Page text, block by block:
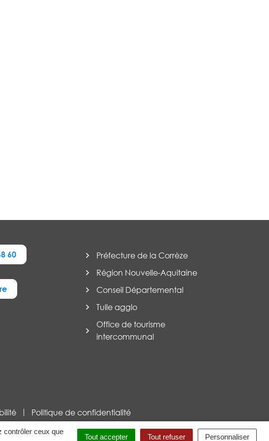
contrôler ceux que
Tout accepter Tout refuser Personnaliser
60
Préfecture de la Corrèze
Région Nouvelle-Aquitaine
Conseil Départemental
Tulle agglo
Office de tourisme
intercommunal
Politique de confidentialité